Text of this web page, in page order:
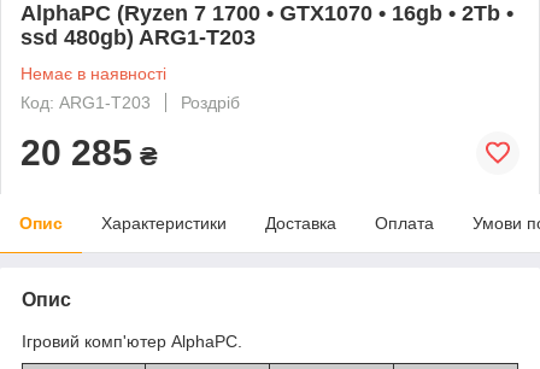
AlphaPC (Ryzen 7 1700 • GTX1070 • 16gb • 2Tb •
ssd 480gb) ARG1-T203
Немає в наявності
Код: ARG1-T203
Роздріб
20 285 ₴
Опис Характеристики Доставка Оплата Умови
Опис
Ігровий комп'ютер AlphaPC.